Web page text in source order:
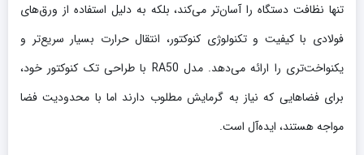
تنها نظافت دستگاه را آسان‌تر می‌کند، بلکه به دلیل استفاده از ورق‌های
فولادی با کیفیت و تکنولوژی کنوکتور، انتقال حرارت بسیار سریع‌تر و
یکنواخت‌تری را ارائه می‌دهد. مدل RA50 با طراحی تک کنوکتور خود،
برای فضاهایی که نیاز به گرمایش مطلوب دارند اما با محدودیت فضا
مواجه هستند، ایده‌آل است.